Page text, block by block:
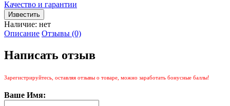
Качество и гарантии
Наличие: нет
Описание Отзывы (0)
Написать отзыв
Зарегистрируйтесь, оставляя отзывы о товаре, можно заработать бонусные баллы!
Ваше Имя: